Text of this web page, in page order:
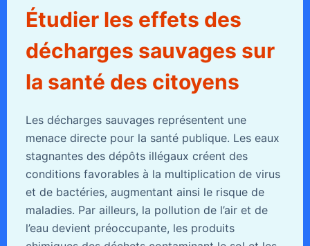
Étudier les effets des
décharges sauvages sur
la santé des citoyens
Les décharges sauvages représentent une
menace directe pour la santé publique. Les eaux
stagnantes des dépôts illégaux créent des
conditions favorables à la multiplication de virus
et de bactéries, augmentant ainsi le risque de
maladies. Par ailleurs, la pollution de l’air et de
l’eau devient préoccupante, les produits